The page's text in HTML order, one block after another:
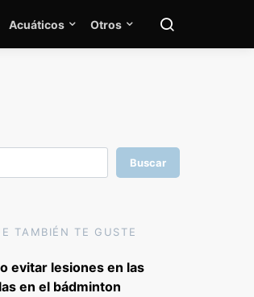
Acuáticos Otros
Buscar
TAMBIÉN TE GUSTE
evitar lesiones en las
en el bádminton